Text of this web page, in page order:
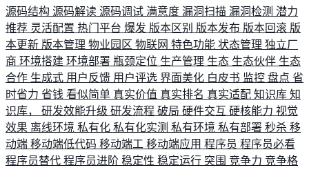
源码结构 源码解读 源码调试 满意度 漏洞扫描 漏洞检测 潜力
推荐 灵活配置 热门平台 爆发 版本区别 版本发布 版本回滚 版
本更新 版本管理 物业园区 物联网 特色功能 状态管理 独立厂
商 环境搭建 环境部署 瓶颈定位 生产管理 生态 生态伙伴 生态
合作 生成式 用户反馈 用户评选 界面美化 白皮书 监控 盘点 省
时省力 省钱 看似简单 真实价值 真实排名 真实适配 知识库 知
识库， 研发效能升级 研发流程 破局 硬件交互 硬核能力 视觉
效果 离线环境 私有化 私有化实测 私有环境 私有部署 秒杀 移
动端 移动端低代码 移动端工 移动端应用 程序员 程序员必看
程序员替代 程序员进阶 稳定性 稳定运行 突围 竞争力 竞争格